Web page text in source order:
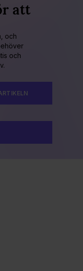
att
och
och